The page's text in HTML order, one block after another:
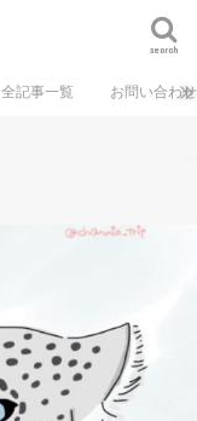
search
全記事一覧 お問い合わせ